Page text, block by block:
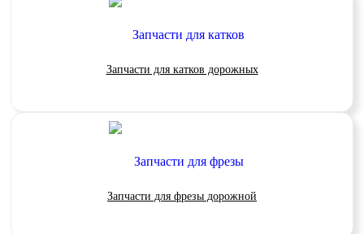
Запчасти для катков дорожных
Запчасти для фрезы дорожной